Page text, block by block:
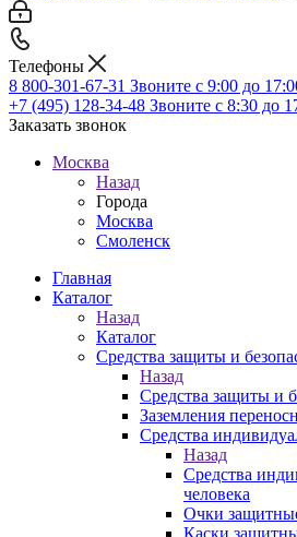
Телефоны
8 800-301-67-31 Звоните с 9:00 до
+7 (495) 128-34-48 Звоните с 8:30 до
Заказать звонок
Москва
Назад
Города
Москва
Смоленск
Главная
Каталог
Назад
Каталог
Средства защиты и
Назад
Средства защиты и
Заземления
Средства
Назад
Средства
человека
Очки
Каски